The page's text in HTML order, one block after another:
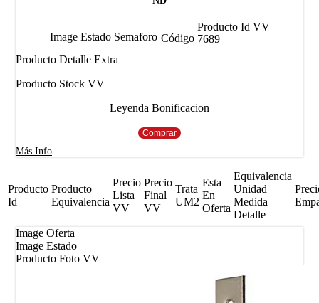
Image Estado Semaforo Código
Producto Id VV
7689
Producto Detalle Extra
Producto Stock VV
Leyenda Bonificacion
Comprar
Más Info
Producto
Id
Producto
Equivalencia
Precio
Lista
VV
Precio
Final
VV
Trata
UM2
Esta
En
Oferta
Equivalencia
Unidad
Medida
Detalle
Image Oferta
Image Estado
Producto Foto VV